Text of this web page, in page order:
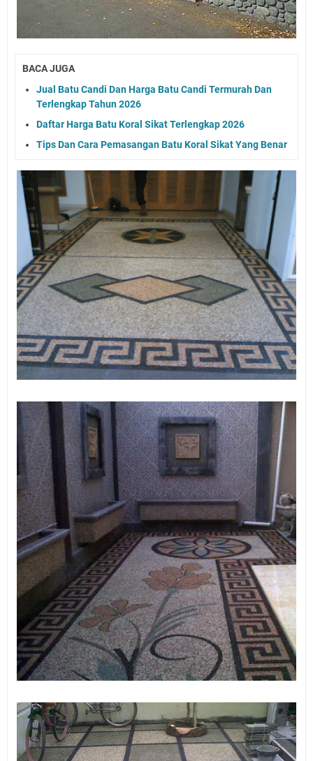
BACA JUGA
Jual Batu Candi Dan Harga Batu Candi Termurah Dan
Terlengkap Tahun 2026
Daftar Harga Batu Koral Sikat Terlengkap 2026
Tips Dan Cara Pemasangan Batu Koral Sikat Yang Benar